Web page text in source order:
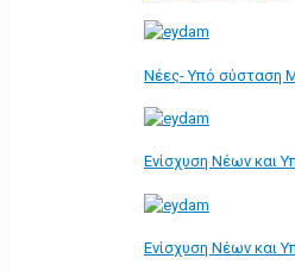
Νέες- Υπό σύσταση
Ενίσχυση Νέων και
Ενίσχυση Νέων και